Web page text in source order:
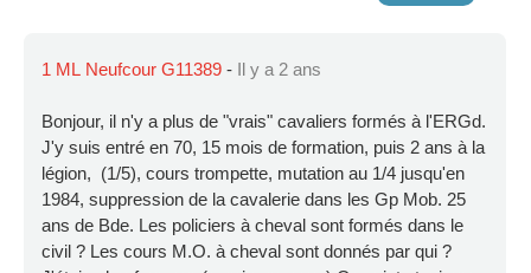
1 ML Neufcour G11389 - Il y a 2 ans
Bonjour, il n'y a plus de "vrais" cavaliers formés à l'ERGd.
J'y suis entré en 70, 15 mois de formation, puis 2 ans à la
légion, (1/5), cours trompette, mutation au 1/4 jusqu'en
1984, suppression de la cavalerie dans les Gp Mob. 25
ans de Bde. Les policiers à cheval sont formés dans le
civil ? Les cours M.O. à cheval sont donnés par qui ?